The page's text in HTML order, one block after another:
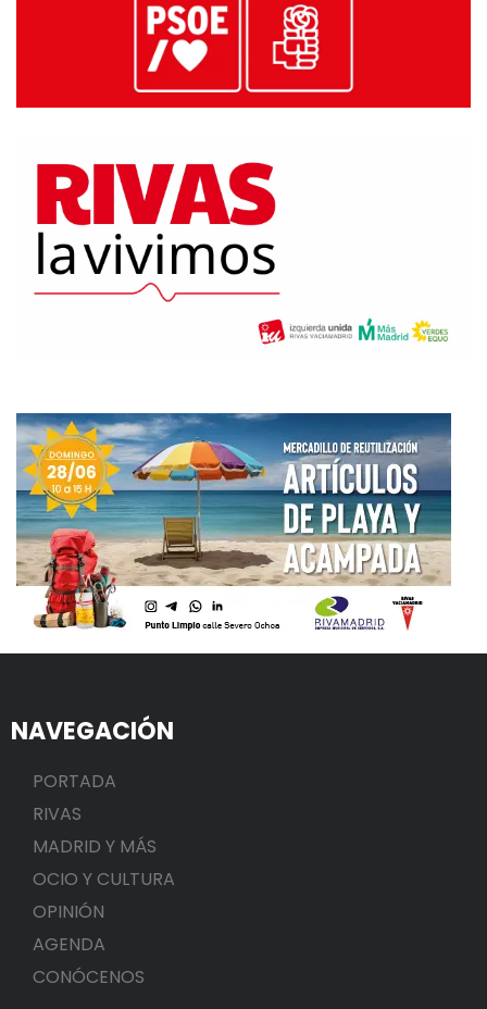
NAVEGACIÓN
PORTADA
RIVAS
MADRID Y MÁS
OCIO Y CULTURA
OPINIÓN
AGENDA
CONÓCENOS